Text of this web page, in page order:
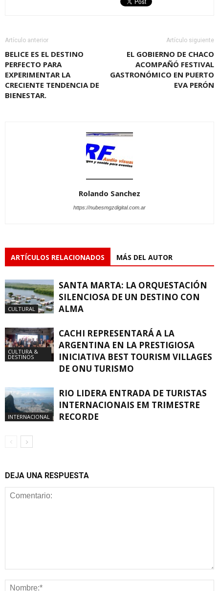
Artículo anterior
BELICE ES EL DESTINO
PERFECTO PARA
EXPERIMENTAR LA
CRECIENTE TENDENCIA DE
BIENESTAR.
Artículo siguiente
EL GOBIERNO DE CHACO
ACOMPAÑÓ FESTIVAL
GASTRONÓMICO EN PUERTO
EVA PERÓN
Rolando Sanchez
https://nubesmgzdigital.com.ar
ARTÍCULOS RELACIONADOS MÁS DEL AUTOR
CULTURAL
SANTA MARTA: LA ORQUESTACIÓN
SILENCIOSA DE UN DESTINO CON
ALMA
CULTURA &
DESTINOS
CACHI REPRESENTARÁ A LA
ARGENTINA EN LA PRESTIGIOSA
INICIATIVA BEST TOURISM VILLAGES
DE ONU TURISMO
INTERNACIONAL
RIO LIDERA ENTRADA DE TURISTAS
INTERNACIONAIS EM TRIMESTRE
RECORDE
DEJA UNA RESPUESTA